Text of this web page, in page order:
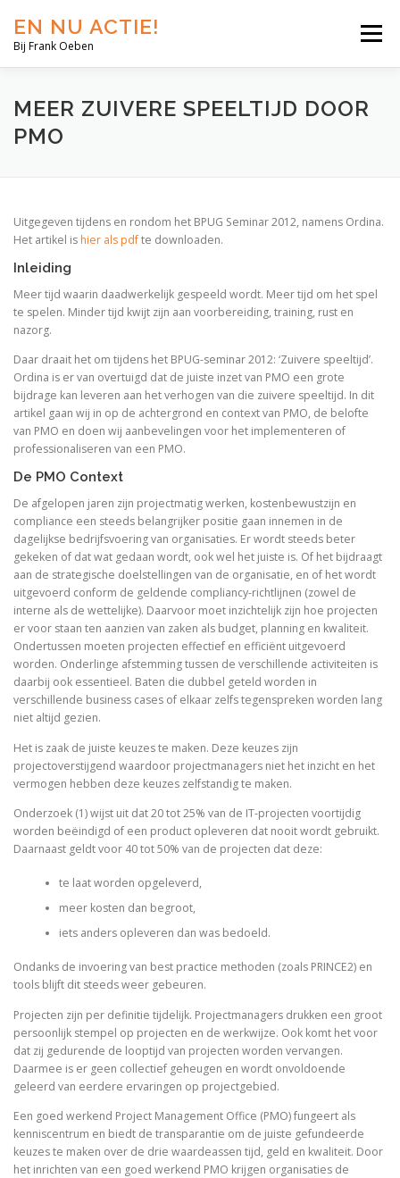
EN NU ACTIE!
Bij Frank Oeben
Menu
EN NU JIJ! EN NU WIJ! EN NU EERLIJK!
MEER ZUIVERE SPEELTIJD DOOR
PMO
Uitgegeven tijdens en rondom het BPUG Seminar 2012, namens Ordina.
Het artikel is hier als pdfte downloaden.
Inleiding
Meer tijd waarin daadwerkelijk gespeeld wordt. Meer tijd om het spel
te spelen. Minder tijd kwijt zijn aan voorbereiding, training, rust en
nazorg.
Daar draait het om tijdens het BPUG-seminar 2012: ‘Zuivere speeltijd’.
Ordina is er van overtuigd dat de juiste inzet van PMO een grote
bijdrage kan leveren aan het verhogen van die zuivere speeltijd. In dit
artikel gaan wij in op de achtergrond en context van PMO, de belofte
van PMO en doen wij aanbevelingen voor het implementeren of
professionaliseren van een PMO.
De PMO Context
De afgelopen jaren zijn projectmatig werken, kostenbewustzijn en
compliance een steeds belangrijker positie gaan innemen in de
dagelijkse bedrijfsvoering van organisaties. Er wordt steeds beter
gekeken of dat wat gedaan wordt, ook wel het juiste is. Of het bijdraagt
aan de strategische doelstellingen van de organisatie, en of het wordt
uitgevoerd conform de geldende compliancy-richtlijnen (zowel de
interne als de wettelijke). Daarvoor moet inzichtelijk zijn hoe projecten
er voor staan ten aanzien van zaken als budget, planning en kwaliteit.
Ondertussen moeten projecten effectief en efficiënt uitgevoerd
worden. Onderlinge afstemming tussen de verschillende activiteiten is
daarbij ook essentieel. Baten die dubbel geteld worden in
verschillende business cases of elkaar zelfs tegenspreken worden lang
niet altijd gezien.
Het is zaak de juiste keuzes te maken. Deze keuzes zijn
projectoverstijgend waardoor projectmanagers niet het inzicht en het
vermogen hebben deze keuzes zelfstandig te maken.
Onderzoek (1) wijst uit dat 20 tot 25% van de IT-projecten voortijdig
worden beëindigd of een product opleveren dat nooit wordt gebruikt.
Daarnaast geldt voor 40 tot 50% van de projecten dat deze:
te laat worden opgeleverd,
meer kosten dan begroot,
iets anders opleveren dan was bedoeld.
Ondanks de invoering van best practice methoden (zoals PRINCE2) en
tools blijft dit steeds weer gebeuren.
Projecten zijn per definitie tijdelijk. Projectmanagers drukken een groot
persoonlijk stempel op projecten en de werkwijze. Ook komt het voor
dat zij gedurende de looptijd van projecten worden vervangen.
Daarmee is er geen collectief geheugen en wordt onvoldoende
geleerd van eerdere ervaringen op projectgebied.
Een goed werkend Project Management Office (PMO) fungeert als
kenniscentrum en biedt de transparantie om de juiste gefundeerde
keuzes te maken over de drie waardeassen tijd, geld en kwaliteit. Door
het inrichten van een goed werkend PMO krijgen organisaties de